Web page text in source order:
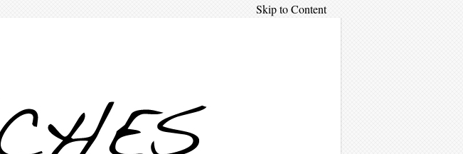
Skip to Content